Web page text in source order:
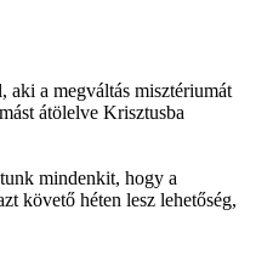
aki a megváltás misztériumát
átölelve Krisztusba
mindenkit, hogy a
követő héten lesz lehetőség,